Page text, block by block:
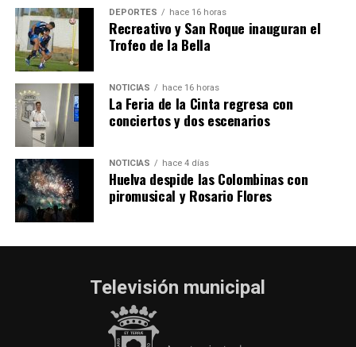
hace 5 días· Huelvatv
DEPORTES hace 16 horas
Recreativo y San Roque inauguran el
Trofeo de la Bella
NOTICIAS hace 16 horas
La Feria de la Cinta regresa con
conciertos y dos escenarios
NOTICIAS hace 4 días
Huelva despide las Colombinas con
piromusical y Rosario Flores
Televisión municipal